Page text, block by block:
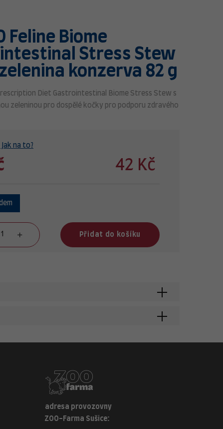
Feline Biome
Stress Stew
konzerva 82 g
Diet Gastrointestinal Biome Stress Stew s
zeleninou pro dospělé kočky pro podporu zdravého
na to?
42 Kč
Přidat do košíku
adresa provozovny
ZOO-Farma Sušice: